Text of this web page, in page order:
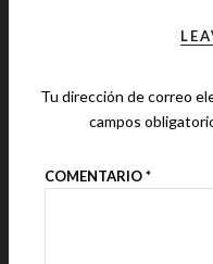
Tu dirección de correo
campos
COMENTARIO*